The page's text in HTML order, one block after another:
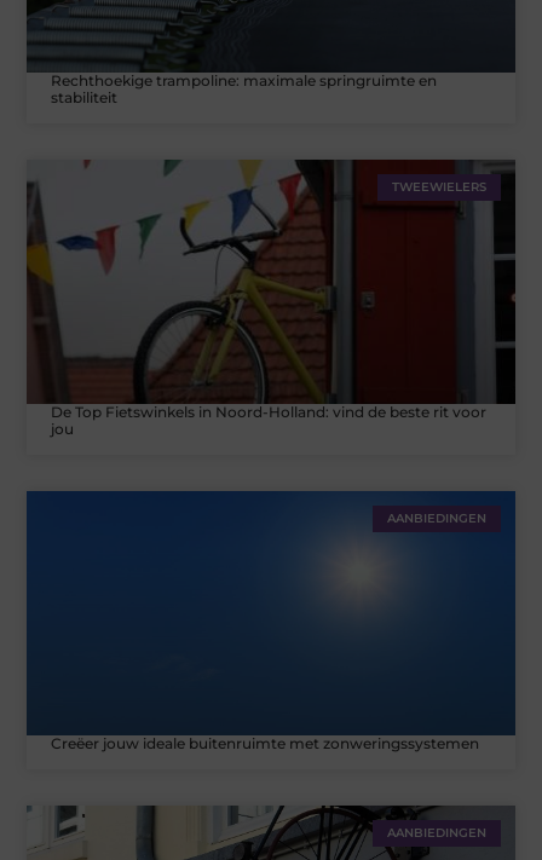
Rechthoekige trampoline: maximale springruimte en
stabiliteit
TWEEWIELERS
De Top Fietswinkels in Noord-Holland: vind de beste rit voor
jou
AANBIEDINGEN
Creëer jouw ideale buitenruimte met zonweringssystemen
AANBIEDINGEN